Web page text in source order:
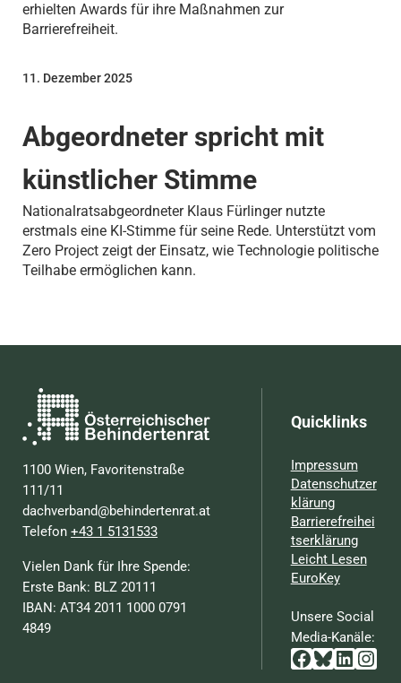
erhielten Awards für ihre Maßnahmen zur
Barrierefreiheit.
Abgeordneter spricht mit
künstlicher Stimme
11. Dezember 2025
Nationalratsabgeordneter Klaus Fürlinger nutzte
erstmals eine KI-Stimme für seine Rede. Unterstützt vom
Zero Project zeigt der Einsatz, wie Technologie politische
Teilhabe ermöglichen kann.
1100 Wien, Favoritenstraße
111/11
dachverband@behindertenrat.at
Telefon+43 1 5131533
Vielen Dank für Ihre Spende:
Erste Bank: BLZ 20111
IBAN: AT34 2011 1000 0791
4849
Quicklinks
Impressum
Datenschutzer
klärung
Barrierefreihei
tserklärung
Leicht Lesen
EuroKey
Unsere Social
Media-Kanäle:
Facebook
Bluesky